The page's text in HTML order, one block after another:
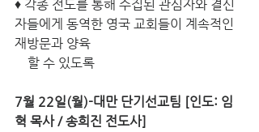
♦ 각종 전도를 통해 수집된 관심자와 결신
자들에게 동역한 영국 교회들이 계속적인
재방문과 양육
    할 수 있도록
7월 22일(월)-대만 단기선교팀 [인도: 임
혁 목사 / 송희진 전도사]